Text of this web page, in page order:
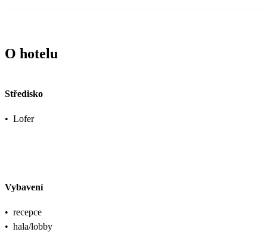
O hotelu
Středisko
• Lofer
Vybavení
• recepce
• hala/lobby